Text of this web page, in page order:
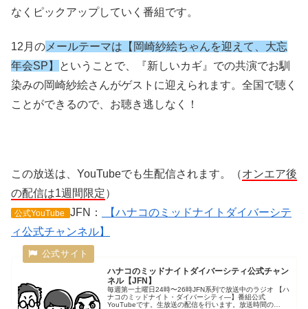
なくピックアップしていく番組です。
12月の メールテーマは【岡崎紗絵ちゃんを迎えて、大忘
年会SP】
ということで、『新しいカギ』での共演でお馴
染みの岡崎紗絵さんがゲストに迎えられます。全国で聴く
ことができるので、お聴き逃しなく！
この放送は、YouTubeでも生配信されます。（オンエア後
の配信は1週間限定）
公式YouTube JFN：
【ハナコのミッドナイトダイバーシテ
ィ公式チャンネル】
ハナコのミッドナイトダイバーシティ公式チャン
ネル【JFN】
毎週第一土曜日24時〜26時JFN系列で放送中のラジオ 【ハ
ナコのミッドナイト・ダイバーシティ―】番組公式
YouTubeです。生放送の配信を行います。放送時間の